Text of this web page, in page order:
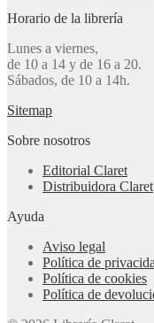
Horario de la librería
Lunes a viernes,
de 10 a 14 y de 16 a 20.
Sábados, de 10 a 14h.
Sitemap
Sobre nosotros
Editorial Claret
Distribuidora Claret
Ayuda
Aviso legal
Política de
Política de cookies
Política de